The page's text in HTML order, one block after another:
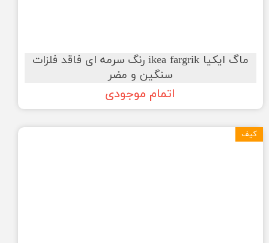
ماگ ایکیا ikea fargrik رنگ سرمه ای فاقد فلزات
سنگین و مضر
اتمام موجودی
کیف